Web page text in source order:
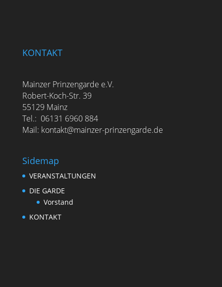
KONTAKT
Mainzer Prinzengarde e.V.
Robert-Koch-Str. 39
55129 Mainz
Tel.: 06131 6960 884
Mail: kontakt@mainzer-prinzengarde.de
Sidemap
VERANSTALTUNGEN
DIE GARDE
Vorstand
KONTAKT